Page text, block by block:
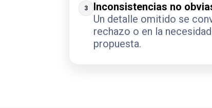
3
Inconsistencias no
Un detalle omitido se
rechazo o en la
propuesta.